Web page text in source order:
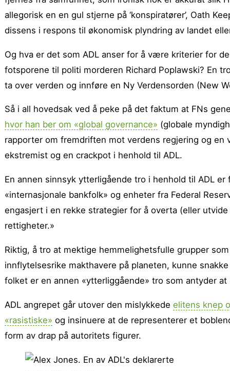
allegorisk en en gul stjerne på ‘konspiratører’, Oath
dissens i respons til økonomisk plyndring av landet
Og hva er det som ADL anser for å være kriterier for
fotsporene til politi morderen Richard Poplawski? En
ta over verden og innføre en Ny Verdensorden (New
Så i all hovedsak ved å peke på det faktum at FNs
hvor han ber om «global governance» (globale
rapporter om fremdriften mot verdens regjering og en
ekstremist og en crackpot i henhold til ADL.
En annen sinnsyk ytterligående tro i henhold til ADL
«internasjonale bankfolk» og enheter fra Federal
engasjert i en rekke strategier for å overta (eller
rettigheter.»
Riktig, å tro at mektige hemmelighetsfulle grupper
innflytelsesrike makthavere på planeten, kunne
folket er en annen «ytterliggående» tro som antyder
ADL angrepet går utover den mislykkede elitens knep
«rasistiske» og insinuere at de representerer et
form av drap på autoritets figurer.